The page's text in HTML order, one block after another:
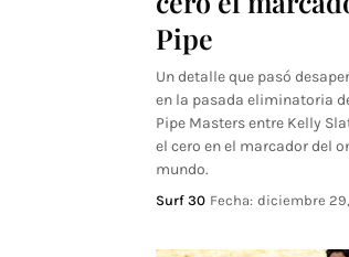
Pipe
Un detalle que pasó
en la pasada eliminatoria
Pipe Masters entre Kelly
el cero en el marcador del
mundo.
Surf 30 Fecha: diciembre